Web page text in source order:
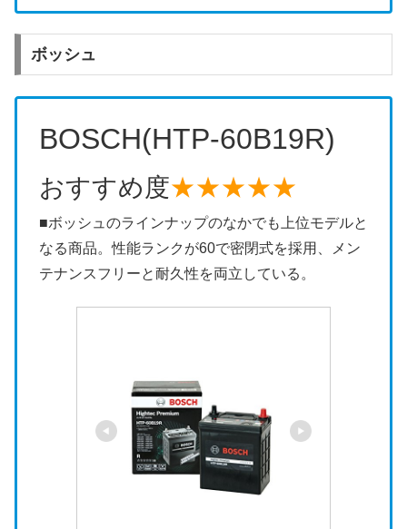
ボッシュ
BOSCH(HTP-60B19R)
おすすめ度★★★★★
■ボッシュのラインナップのなかでも上位モデルと
なる商品。性能ランクが60で密閉式を採用、メン
テナンスフリーと耐久性を両立している。